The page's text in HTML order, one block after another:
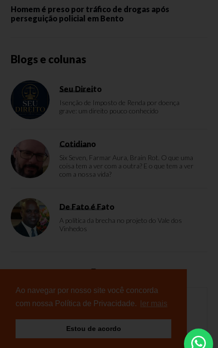
Ao navegar por nosso site você concorda
com nossa Política de Privacidade.
ler mais
Estou de acordo
Homem é preso por tráfico de drogas após
perseguição policial em Bento
Blogs e colunas
Seu Direito
Isenção de Imposto de Renda por doença
grave: um direito pouco conhecido
Cotidiano
Six Seven, Farmar Aura, Brain Rot. O que uma
coisa tem a ver com a outra? E o que tem a ver
com a nossa vida?
De Fato é Fato
A política da brecha no projeto do Vale dos
Vinhedos
Enquete